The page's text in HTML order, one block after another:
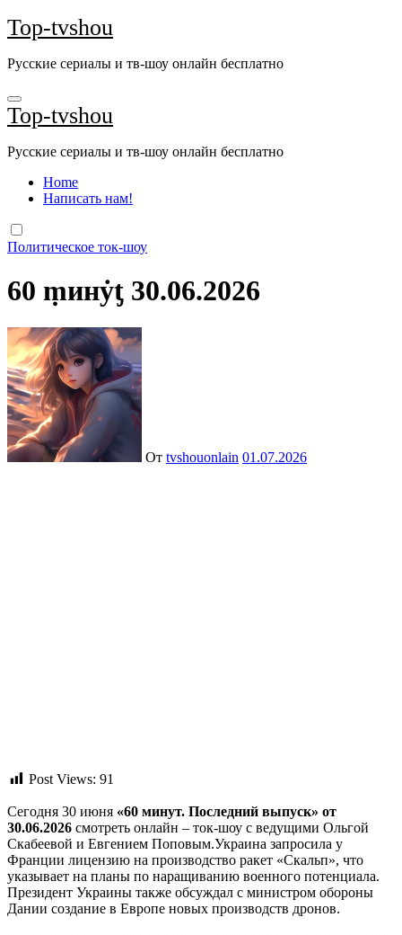
Перейти
к
Top-tvshou
Русские сериалы и тв-шоу онлайн бесплатно
Top-tvshou
Русские сериалы и тв-шоу онлайн бесплатно
Home
Написать нам!
Политическое ток-шоу
60 ṃинẏƫ 30.06.2026
От tvshouonlain 01.07.2026
Post Views: 91
Сегодня 30 июня «60 минут. Последний выпуск» от
30.06.2026 смотреть онлайн – ток-шоу с ведущими Ольгой
Скабеевой и Евгением Поповым.Украина запросила у
Франции лицензию на производство ракет «Скальп», что
указывает на планы по наращиванию военного потенциала.
Президент Украины также обсуждал с министром обороны
Дании создание в Европе новых производств дронов.